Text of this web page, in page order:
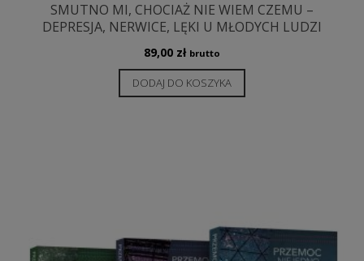
SMUTNO MI, CHOCIAŻ NIE WIEM CZEMU –
DEPRESJA, NERWICE, LĘKI U MŁODYCH LUDZI
89,00 zł brutto
DODAJ DO KOSZYKA